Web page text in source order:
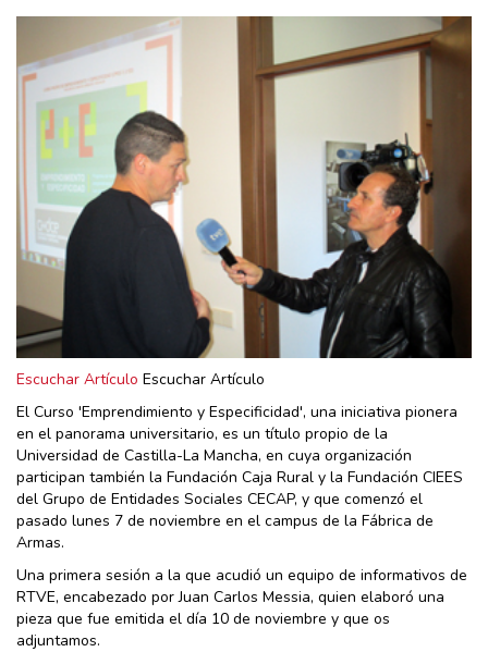
Escuchar Artículo Escuchar Artículo
El Curso 'Emprendimiento y Especificidad', una iniciativa pionera
en el panorama universitario, es un título propio de la
Universidad de Castilla-La Mancha, en cuya organización
participan también la Fundación Caja Rural y la Fundación CIEES
del Grupo de Entidades Sociales CECAP, y que comenzó el
pasado lunes 7 de noviembre en el campus de la Fábrica de
Armas.
Una primera sesión a la que acudió un equipo de informativos de
RTVE, encabezado por Juan Carlos Messia, quien elaboró una
pieza que fue emitida el día 10 de noviembre y que os
adjuntamos.